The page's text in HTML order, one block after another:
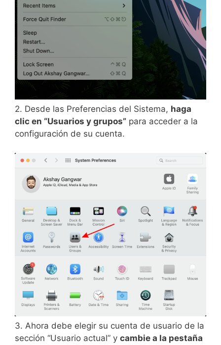
2. Desde las Preferencias del Sistema, haga
clic en “Usuarios y grupos” para acceder a la
configuración de su cuenta.
3. Ahora debe elegir su cuenta de usuario de la
sección “Usuario actual” y cambie a la pestaña